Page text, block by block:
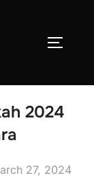
2024
27, 2024